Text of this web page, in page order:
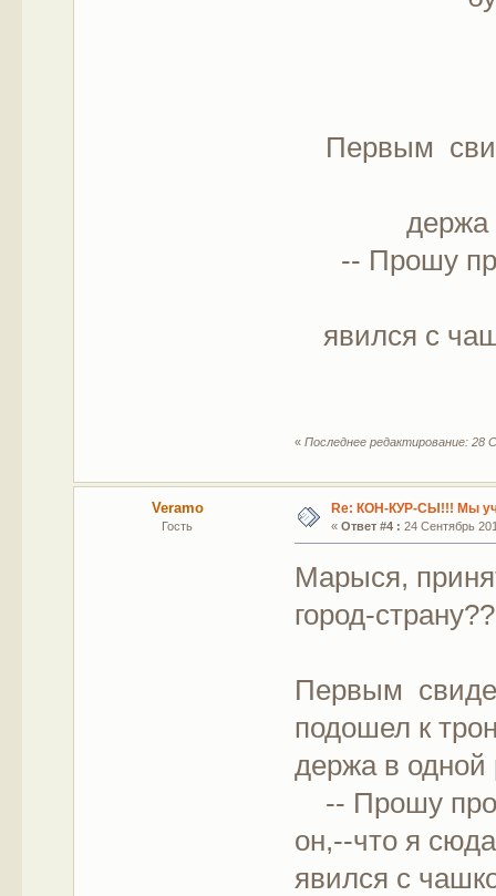
Первым
держа
-- Прошу
явился с
«Последнее редактирование: 28
Veramo
Гость
Re: КОН-КУР-СЫ!!! Мы
« Ответ #4 : 24 Сентябрь
Марыся,
город-
Первым
подошел к
держа в одной
-- Прошу
он,--что я сюда
явился с